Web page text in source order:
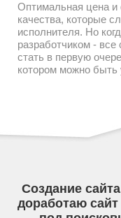
Оптимальная цена и
качества, которые
исполнителя. Но
разработчиком -
стать в первую
котором можно быть
Создание
доработаю